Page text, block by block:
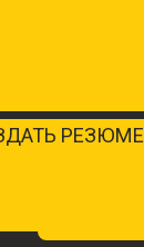
РЕЗЮМЕ